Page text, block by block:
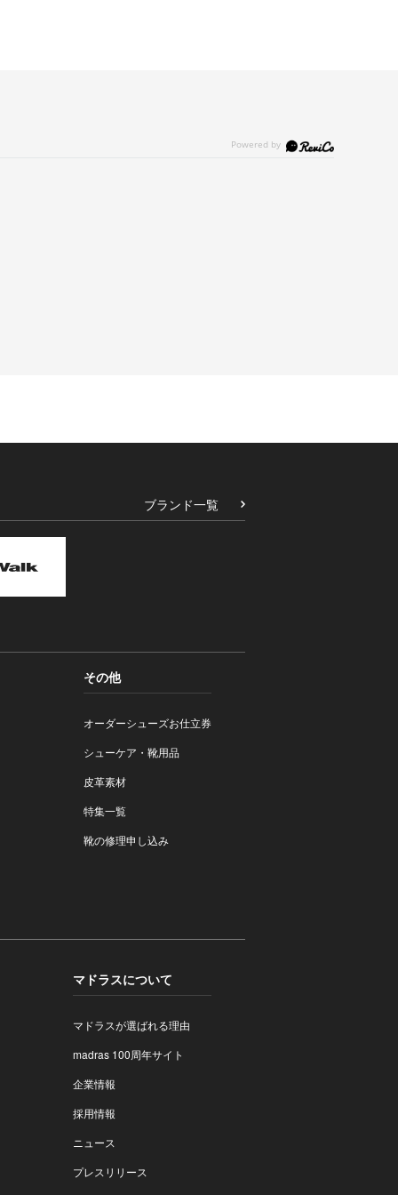
ブランド一覧
その他
オーダーシューズお仕立券
シューケア・靴用品
皮革素材
特集一覧
靴の修理申し込み
マドラスについて
マドラスが選ばれる理由
madras 100周年サイト
企業情報
採用情報
ニュース
プレスリリース